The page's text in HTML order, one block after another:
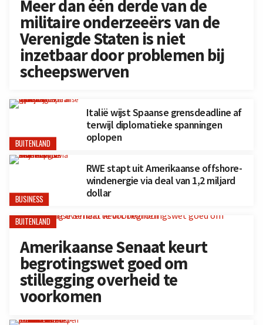
Meer dan één derde van de
militaire onderzeeërs van de
Verenigde Staten is niet
inzetbaar door problemen bij
scheepswerven
BUITENLAND
Italië wijst Spaanse grensdeadline af
terwijl diplomatieke spanningen
oplopen
BUSINESS
RWE stapt uit Amerikaanse offshore-
windenergie via deal van 1,2 miljard
dollar
BUITENLAND
Amerikaanse Senaat keurt
begrotingswet goed om
stillegging overheid te
voorkomen